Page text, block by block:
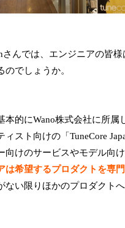
さんでは、エンジニアの皆
のでしょうか。
本的にWano株式会社に所属
ィスト向けの「TuneCore
向けのサービスやモデル向
は希望するプロダクトを専
ない限りほかのプロダクト